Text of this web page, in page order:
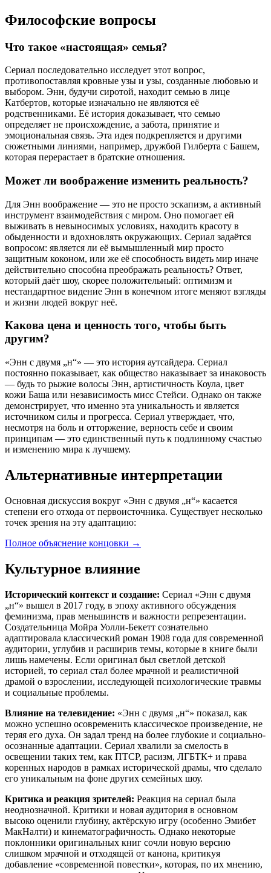
Философские вопросы
Что такое «настоящая» семья?
Сериал последовательно исследует этот вопрос,
противопоставляя кровные узы и узы, созданные любовью и
выбором. Энн, будучи сиротой, находит семью в лице
Катбертов, которые изначально не являются её
родственниками. Её история доказывает, что семью
определяет не происхождение, а забота, принятие и
эмоциональная связь. Эта идея подкрепляется и другими
сюжетными линиями, например, дружбой Гилберта с Башем,
которая перерастает в братские отношения.
Может ли воображение изменить реальность?
Для Энн воображение — это не просто эскапизм, а активный
инструмент взаимодействия с миром. Оно помогает ей
выживать в невыносимых условиях, находить красоту в
обыденности и вдохновлять окружающих. Сериал задаётся
вопросом: является ли её вымышленный мир просто
защитным коконом, или же её способность видеть мир иначе
действительно способна преображать реальность? Ответ,
который даёт шоу, скорее положительный: оптимизм и
нестандартное видение Энн в конечном итоге меняют взгляды
и жизни людей вокруг неё.
Какова цена и ценность того, чтобы быть
другим?
«Энн с двумя „н“» — это история аутсайдера. Сериал
постоянно показывает, как общество наказывает за инаковость
— будь то рыжие волосы Энн, артистичность Коула, цвет
кожи Баша или независимость мисс Стейси. Однако он также
демонстрирует, что именно эта уникальность и является
источником силы и прогресса. Сериал утверждает, что,
несмотря на боль и отторжение, верность себе и своим
принципам — это единственный путь к подлинному счастью
и изменению мира к лучшему.
Альтернативные интерпретации
Основная дискуссия вокруг «Энн с двумя „н“» касается
степени его отхода от первоисточника. Существует несколько
точек зрения на эту адаптацию:
Полное объяснение концовки →
Культурное влияние
Исторический контекст и создание: Сериал «Энн с двумя
„н“» вышел в 2017 году, в эпоху активного обсуждения
феминизма, прав меньшинств и важности репрезентации.
Создательница Мойра Уолли-Бекетт сознательно
адаптировала классический роман 1908 года для современной
аудитории, углубив и расширив темы, которые в книге были
лишь намечены. Если оригинал был светлой детской
историей, то сериал стал более мрачной и реалистичной
драмой о взрослении, исследующей психологические травмы
и социальные проблемы.
Влияние на телевидение: «Энн с двумя „н“» показал, как
можно успешно осовременить классическое произведение, не
теряя его духа. Он задал тренд на более глубокие и социально-
осознанные адаптации. Сериал хвалили за смелость в
освещении таких тем, как ПТСР, расизм, ЛГБТК+ и права
коренных народов в рамках исторической драмы, что сделало
его уникальным на фоне других семейных шоу.
Критика и реакция зрителей: Реакция на сериал была
неоднозначной. Критики и новая аудитория в основном
высоко оценили глубину, актёрскую игру (особенно Эмибет
МакНалти) и кинематографичность. Однако некоторые
поклонники оригинальных книг сочли новую версию
слишком мрачной и отходящей от канона, критикуя
добавление «современной повестки», которая, по их мнению,